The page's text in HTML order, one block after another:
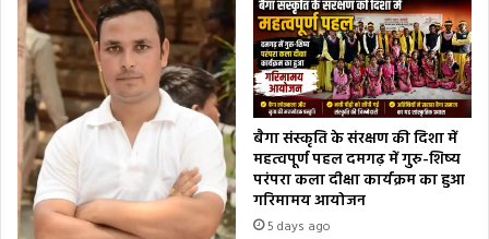
बैगा संस्कृति के संरक्षण की दिशा में
महत्वपूर्ण पहल दमगढ़ में गुरु-शिष्य
परंपरा कला दीक्षा कार्यक्रम का हुआ
गरिमामय आयोजन
5 days ago